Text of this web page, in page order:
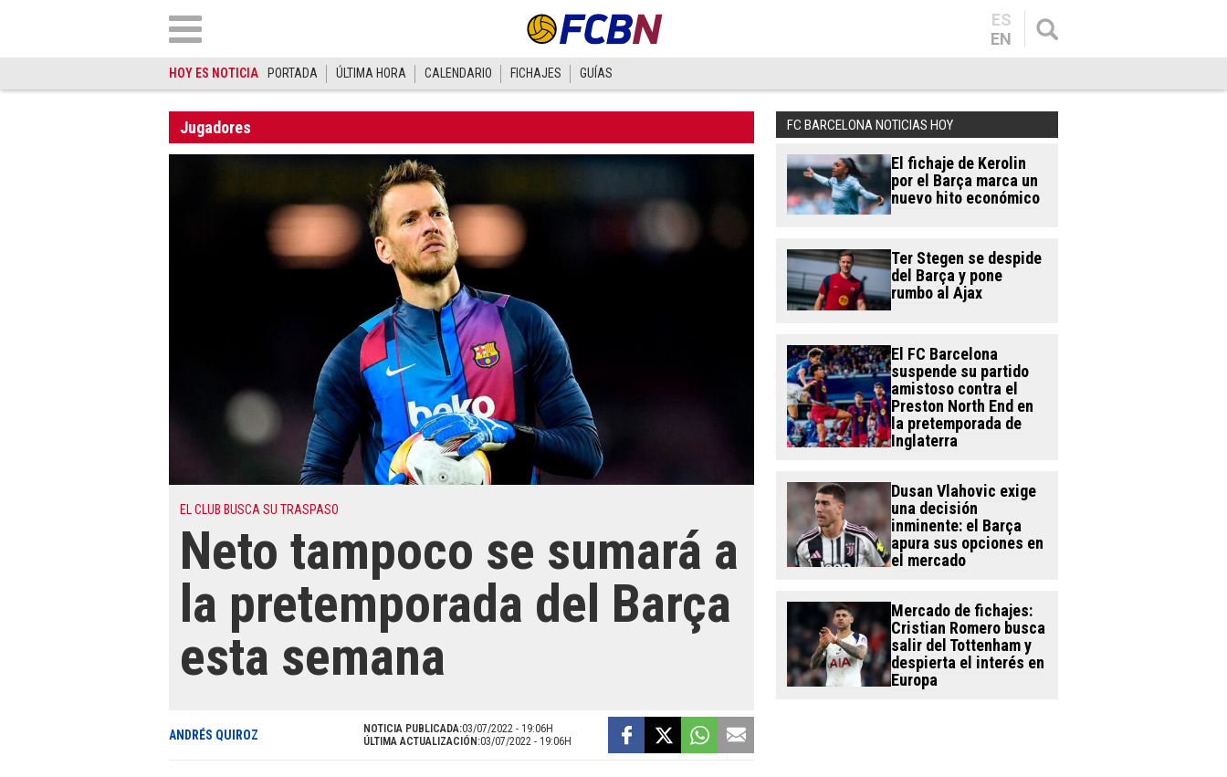
ES
EN
HOY ES NOTICIA PORTADA ÚLTIMA HORA CALENDARIO FICHAJES GUÍAS
Jugadores
EL CLUB BUSCA SU TRASPASO
Neto tampoco se sumará a
la pretemporada del Barça
esta semana
ANDRÉS QUIROZ NOTICIA PUBLICADA:03/07/2022 - 19:06H
ÚLTIMA ACTUALIZACIÓN:03/07/2022 - 19:06H
FC BARCELONA NOTICIAS HOY
El fichaje de Kerolin
por el Barça marca un
nuevo hito económico
Ter Stegen se despide
del Barça y pone
rumbo al Ajax
El FC Barcelona
suspende su partido
amistoso contra el
Preston North End en
la pretemporada de
Inglaterra
Dusan Vlahovic exige
una decisión
inminente: el Barça
apura sus opciones en
el mercado
Mercado de fichajes:
Cristian Romero busca
salir del Tottenham y
despierta el interés en
Europa